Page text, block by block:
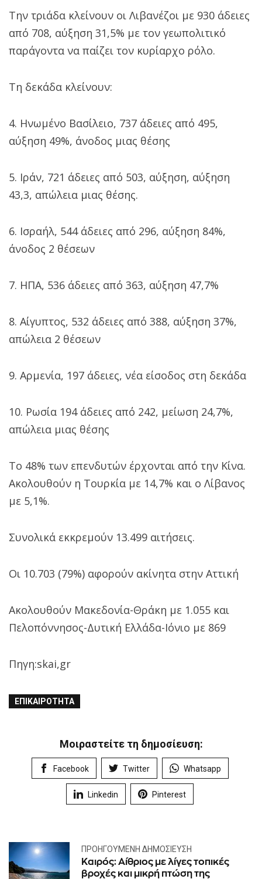
Την τριάδα κλείνουν οι Λιβανέζοι με 930 άδειες
από 708, αύξηση 31,5% με τον γεωπολιτικό
παράγοντα να παίζει τον κυρίαρχο ρόλο.
Τη δεκάδα κλείνουν:
4. Ηνωμένο Βασίλειο, 737 άδειες από 495,
αύξηση 49%, άνοδος μιας θέσης
5. Ιράν, 721 άδειες από 503, αύξηση, αύξηση
43,3, απώλεια μιας θέσης.
6. Ισραήλ, 544 άδειες από 296, αύξηση 84%,
άνοδος 2 θέσεων
7. ΗΠΑ, 536 άδειες από 363, αύξηση 47,7%
8. Αίγυπτος, 532 άδειες από 388, αύξηση 37%,
απώλεια 2 θέσεων
9. Αρμενία, 197 άδειες, νέα είσοδος στη δεκάδα
10. Ρωσία 194 άδειες από 242, μείωση 24,7%,
απώλεια μιας θέσης
Το 48% των επενδυτών έρχονται από την Κίνα.
Ακολουθούν η Τουρκία με 14,7% και ο Λίβανος
με 5,1%.
Συνολικά εκκρεμούν 13.499 αιτήσεις.
Οι 10.703 (79%) αφορούν ακίνητα στην Αττική
Ακολουθούν Μακεδονία-Θράκη με 1.055 και
Πελοπόννησος-Δυτική Ελλάδα-Ιόνιο με 869
Πηγη:skai,gr
ΕΠΙΚΑΙΡΌΤΗΤΑ
Μοιραστείτε τη δημοσίευση:
Facebook Twitter Whatsapp
Linkedin Pinterest
ΠΡΟΗΓΟΎΜΕΝΗ ΔΗΜΟΣΊΕΥΣΗ
Καιρός: Αίθριος με λίγες τοπικές
βροχές και μικρή πτώση της